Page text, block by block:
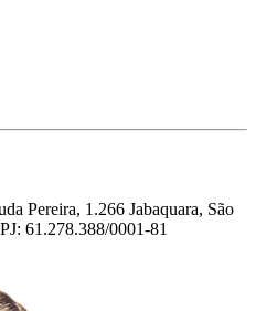
Pereira, 1.266 Jabaquara, São
61.278.388/0001-81